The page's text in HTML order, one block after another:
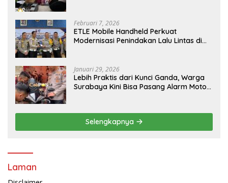
Februari 7, 2026
ETLE Mobile Handheld Perkuat
Modernisasi Penindakan Lalu Lintas di
Januari 29, 2026
Lebih Praktis dari Kunci Ganda, Warga
Surabaya Kini Bisa Pasang Alarm Motor
Selengkapnya
Laman